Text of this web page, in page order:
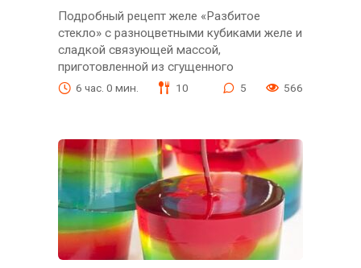
Подробный рецепт желе «Разбитое
стекло» с разноцветными кубиками желе и
сладкой связующей массой,
приготовленной из сгущенного
6 час. 0 мин. 10 5 566